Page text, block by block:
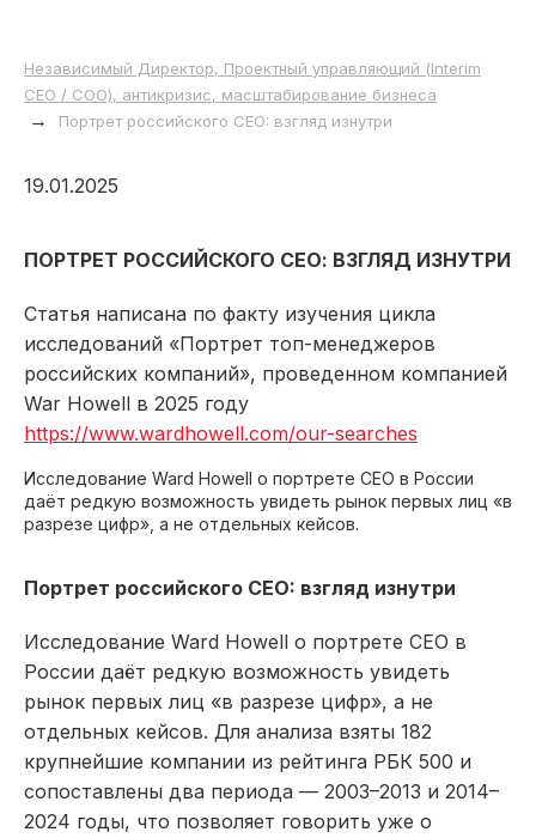
Независимый Директор, Проектный управляющий (Interim
СЕО / СОО), антикризис, масштабирование бизнеса
→ Портрет российского CEO: взгляд изнутри
19.01.2025
ПОРТРЕТ РОССИЙСКОГО СЕО: ВЗГЛЯД ИЗНУТРИ
Статья написана по факту изучения цикла
исследований «Портрет топ-менеджеров
российских компаний», проведенном компанией
War Howell в 2025 году
https://www.wardhowell.com/our-searches
Исследование Ward Howell о портрете CEO в России
даёт редкую возможность увидеть рынок первых лиц «в
разрезе цифр», а не отдельных кейсов.
Портрет российского CEO: взгляд изнутри
Исследование Ward Howell о портрете CEO в
России даёт редкую возможность увидеть
рынок первых лиц «в разрезе цифр», а не
отдельных кейсов. Для анализа взяты 182
крупнейшие компании из рейтинга РБК 500 и
сопоставлены два периода — 2003–2013 и 2014–
2024 годы, что позволяет говорить уже о